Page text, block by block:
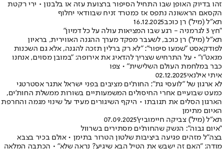
זהו בדיוק האופן שבו התחיל הסיפור ברצועת עזה או בלבנון • ירי רקטת
הקסאם הראשונה נתפס אז כמטרד זניח שבוודאי יחלוף
תא״ל (מיל') רן כוכב16.12.2025
"חץ 3 לגרמניה - רגע שבו המציאות עולה על כל דמיון"
תא"ל (מיל') רן כוכב, לשעבר מפקד מערך ההגנה האווירית, בראיון
לפודקאסט "שמעו סיפור": "לא רק ברלין תזכה להגנה, אלא גם השכנות
מנאט"ו" • על התרחיש שצריך להדאיג את אירופה: "במובן מסוים, אנחנו
כבר במלחמת העולם השלישית" • צפו
איתי אילנאי02.12.2025
לא ארגון של "לועסי גת": החות'ים מציבים בפני ישראל אתגר אסטרטגי
כמעט שבועיים אחרי החיסולים המשמעותיים בשורות ממשלת החות'ים,
הארגון הסלים את תגובתו • היקף השיגורים מעיד על שינוי מגמה והחרפת
האיום מתימן
תא"ל (מיל') צביקה חיימוביץ'07.09.2025
"איום גבוה": הנשק שהחות'ים מסתירים בשרוול
בצה"ל מזהים פגיעה ביציבות שלטון הטרור בתימן • אולם בכיר בצבא
מודה: "האם זה ישבש את הטיל הבא שיגיע? נראה שלא" • הכתבה המלאה